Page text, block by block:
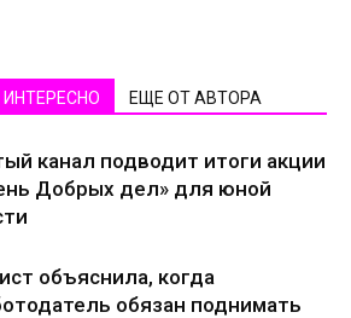
ЕЩЕ ОТ АВТОРА
канал подводит итоги акции
Добрых дел» для юной
объяснила, когда
обязан поднимать